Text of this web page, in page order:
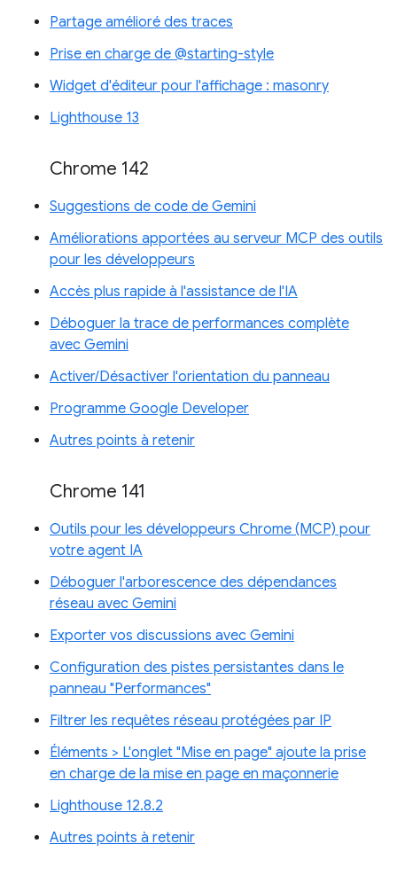
Partage amélioré des traces
Prise en charge de @starting-style
Widget d'éditeur pour l'affichage : masonry
Lighthouse 13
Chrome 142
Suggestions de code de Gemini
Améliorations apportées au serveur MCP des outils
pour les développeurs
Accès plus rapide à l'assistance de l'IA
Déboguer la trace de performances complète
avec Gemini
Activer/Désactiver l'orientation du panneau
Programme Google Developer
Autres points à retenir
Chrome 141
Outils pour les développeurs Chrome (MCP) pour
votre agent IA
Déboguer l'arborescence des dépendances
réseau avec Gemini
Exporter vos discussions avec Gemini
Configuration des pistes persistantes dans le
panneau "Performances"
Filtrer les requêtes réseau protégées par IP
Éléments > L'onglet "Mise en page" ajoute la prise
en charge de la mise en page en maçonnerie
Lighthouse 12.8.2
Autres points à retenir